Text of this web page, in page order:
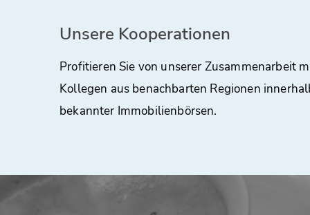
Unsere Kooperationen
Profitieren Sie von unserer Zusammenarbeit
Kollegen aus benachbarten Regionen
bekannter Immobilienbörsen.